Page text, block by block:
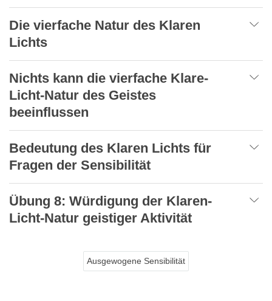
Die vierfache Natur des Klaren
Lichts
Nichts kann die vierfache Klare-
Licht-Natur des Geistes
beeinflussen
Bedeutung des Klaren Lichts für
Fragen der Sensibilität
Übung 8: Würdigung der Klaren-
Licht-Natur geistiger Aktivität
Ausgewogene Sensibilität